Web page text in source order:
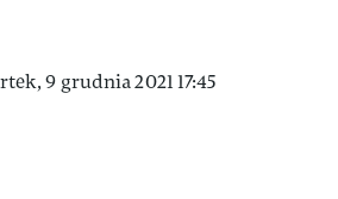
9 grudnia 2021 17:45